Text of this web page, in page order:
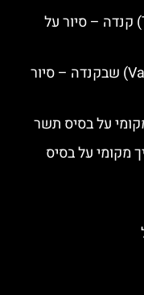
סיורים חינמיים בטורונטו (Toronto) קנדה – סיור על
סיורים חינמיים בונקובר (Vancouver) שבקנדה – סיור
על בסיס תשר
מקומי על בסיס